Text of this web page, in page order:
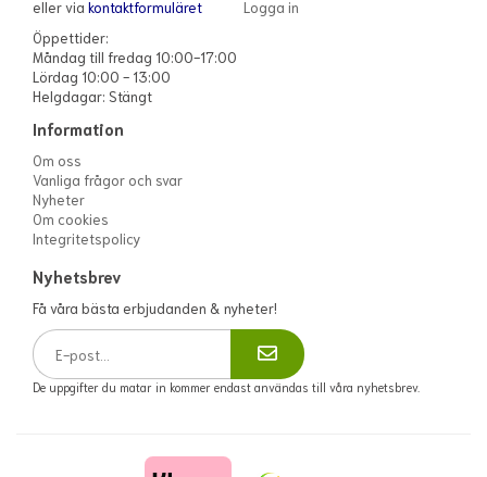
eller via kontaktformuläret
Öppettider:
Måndag till fredag 10:00-17:00
Lördag 10:00 - 13:00
Helgdagar: Stängt
Logga in
Information
Om oss
Vanliga frågor och svar
Nyheter
Om cookies
Integritetspolicy
Nyhetsbrev
Få våra bästa erbjudanden & nyheter!
De uppgifter du matar in kommer endast användas till våra nyhetsbrev.